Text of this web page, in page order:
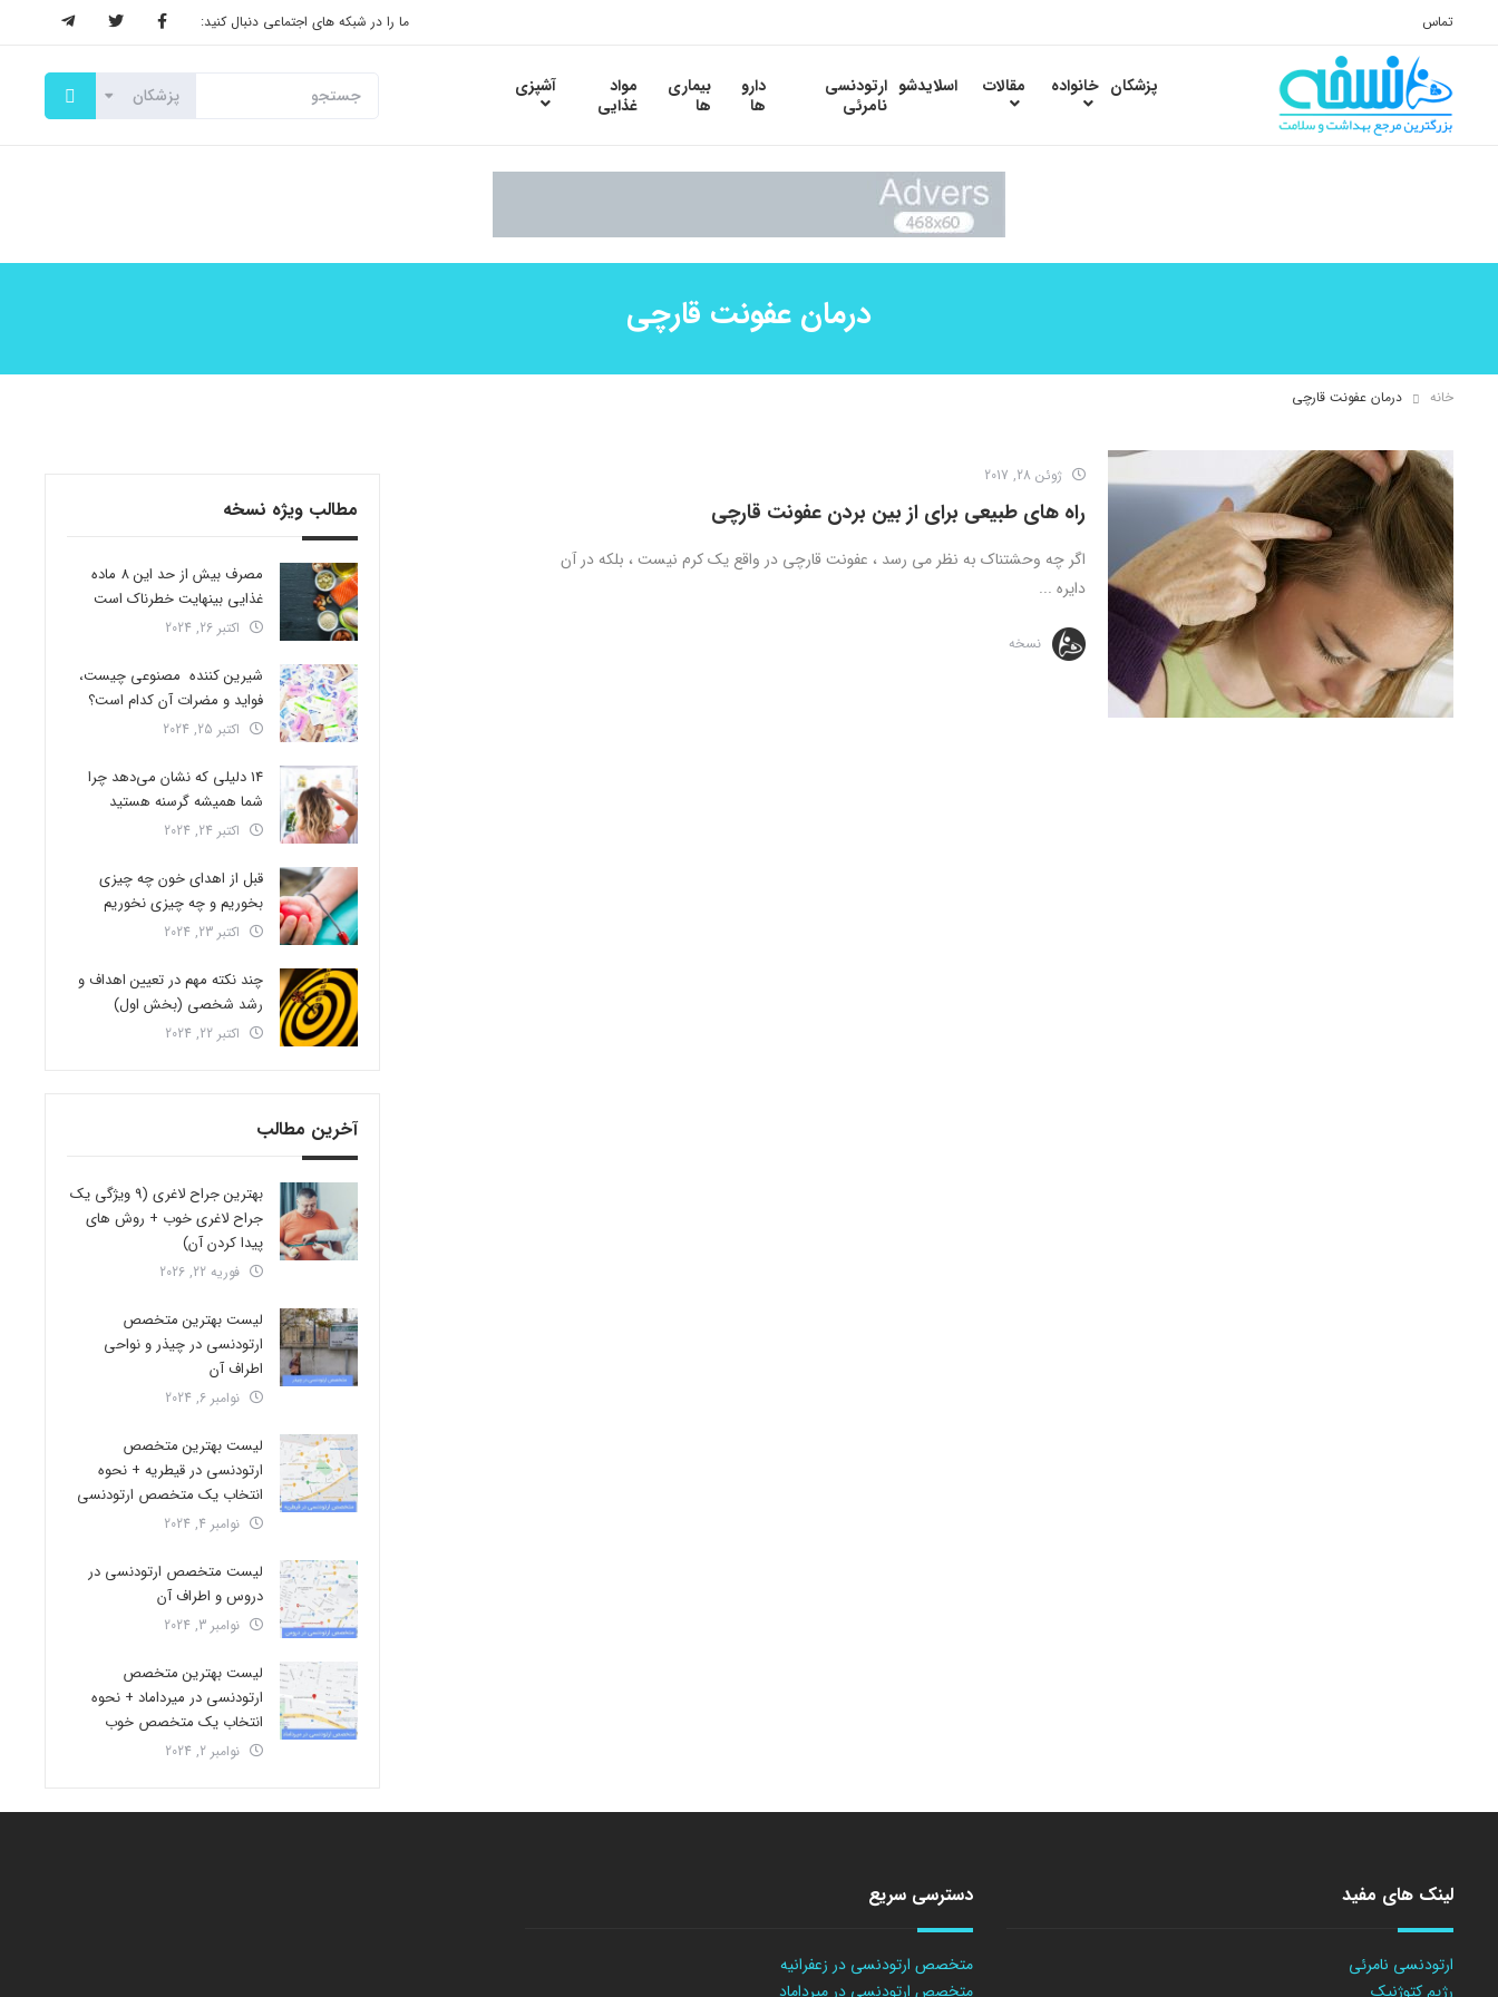
تماس ما را در شبکه های اجتماعی دنبال کنید:
پزشکان خانواده مقالات اسلایدشو ارتودنسی
نامرئی
دارو
ها
بیماری
ها
مواد
غذایی
آشپزی
درمان عفونت قارچی
خانه درمان عفونت قارچی
ژوئن 28, 2017
راه های طبیعی برای از بین بردن عفونت قارچی
اگر چه وحشتناک به نظر می رسد ، عفونت قارچی در واقع یک کرم نیست ، بلکه در آن
دایره ...
نسخه
مطالب ویژه نسخه
مصرف بیش از حد این 8 ماده
غذایی بینهایت خطرناک است
اکتبر 26, 2024
شیرین کننده مصنوعی چیست،
فواید و مضرات آن کدام است؟
اکتبر 25, 2024
14 دلیلی که نشان می‌دهد چرا
شما همیشه گرسنه هستید
اکتبر 24, 2024
قبل از اهدای خون چه چیزی
بخوریم و چه چیزی نخوریم
اکتبر 23, 2024
چند نکته مهم در تعیین اهداف و
رشد شخصی (بخش اول)
اکتبر 22, 2024
آخرین مطالب
بهترین جراح لاغری (9 ویژگی یک
جراح لاغری خوب + روش های
پیدا کردن آن)
فوریه 22, 2026
لیست بهترین متخصص
ارتودنسی در چیذر و نواحی
اطراف آن
نوامبر 6, 2024
لیست بهترین متخصص
ارتودنسی در قیطریه + نحوه
انتخاب یک متخصص ارتودنسی
نوامبر 4, 2024
لیست متخصص ارتودنسی در
دروس و اطراف آن
نوامبر 3, 2024
لیست بهترین متخصص
ارتودنسی در میرداماد + نحوه
انتخاب یک متخصص خوب
نوامبر 2, 2024
لینک های مفید
ارتودنسی نامرئی
رژیم کتوژنیک
دسترسی سریع
متخصص ارتودنسی در زعفرانیه
متخصص ارتودنسی در میرداماد